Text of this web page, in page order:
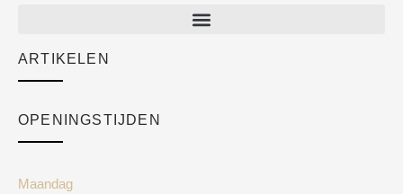
Academy
ARTIKELEN
OPENINGSTIJDEN
Maandag